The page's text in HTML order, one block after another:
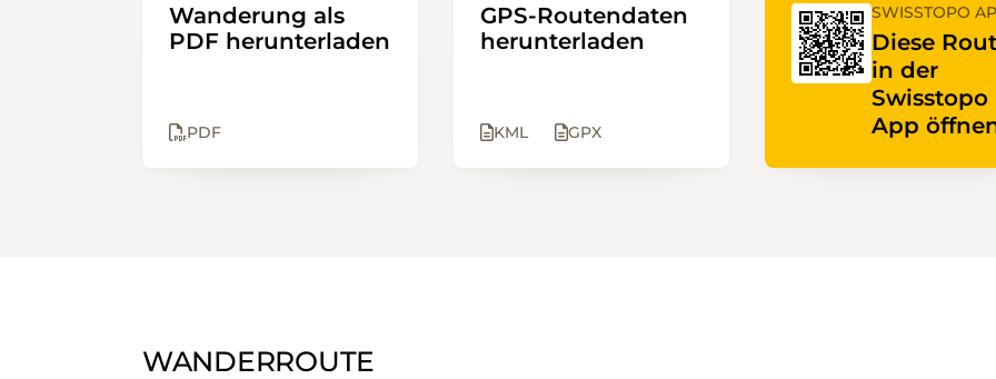
Wanderung als
PDF herunterladen
PDF
GPS-Routendaten
herunterladen
KML GPX
SWISSTOPO
Diese
in der
Swisstopo
App
WANDERROUTE